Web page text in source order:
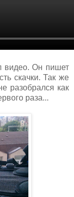
видео. Он пишет
скачки. Так же
разобрался как
раза...